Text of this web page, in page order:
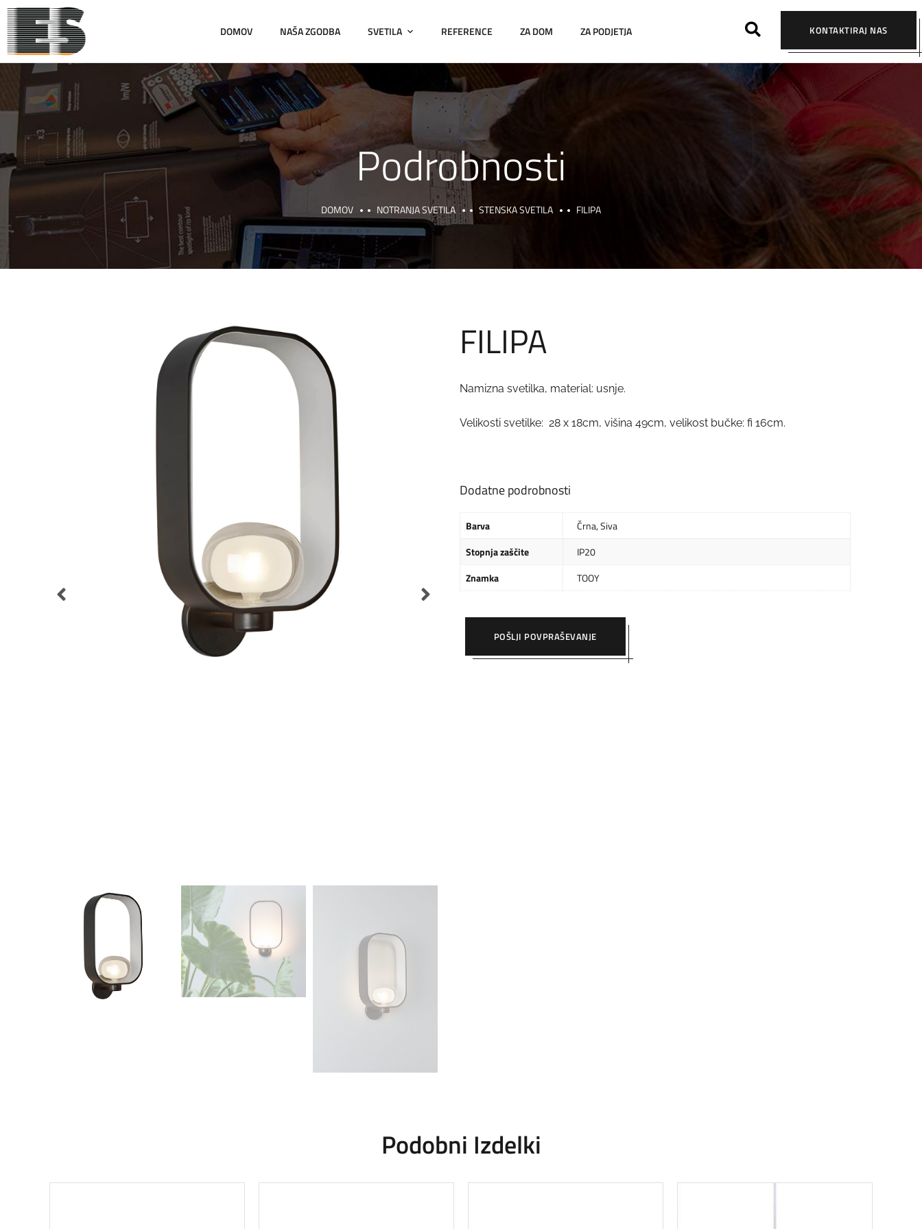
DOMOV NAŠA ZGODBA SVETILA REFERENCE ZA DOM ZA PODJETJA KONTAKTIRAJ NAS
Podrobnosti
DOMOV NOTRANJA SVETILA STENSKA SVETILA FILIPA
FILIPA
Namizna svetilka, material: usnje.
Velikosti svetilke: 28 x 18cm, višina 49cm, velikost bučke: fi 16cm.
Dodatne podrobnosti
Barva Črna,Siva
Stopnja zaščite
IP20
Znamka
TOOY
POŠLJI POVPRAŠEVANJE
Podobni Izdelki